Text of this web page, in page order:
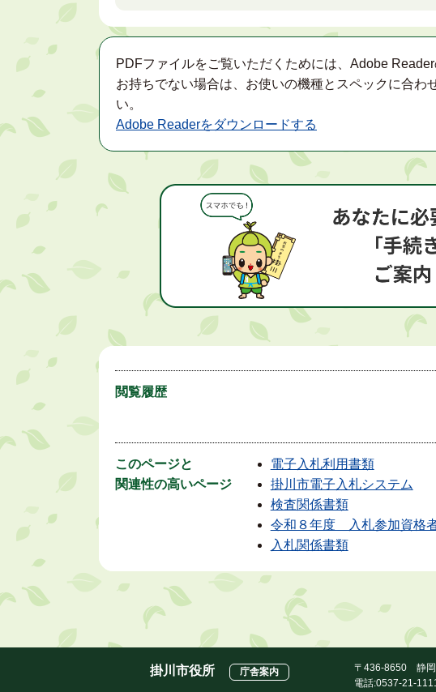
PDFファイルをご覧いただくためには、Adobe
お持ちでない場合は、お使いの機種とスペックに合わ
い。
Adobe Readerをダウンロードする
閲覧履歴
このページと
関連性の高いページ
電子入札利用書類
掛川市電子入札システム
検査関係書類
令和８年度＿入札参加資格
入札関係書類
掛川市役所 庁舎案内
〒436-8650 静岡
電話:0537-21-